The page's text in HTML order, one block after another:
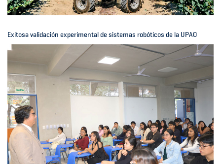
Exitosa validación experimental de sistemas robóticos de la UPAO